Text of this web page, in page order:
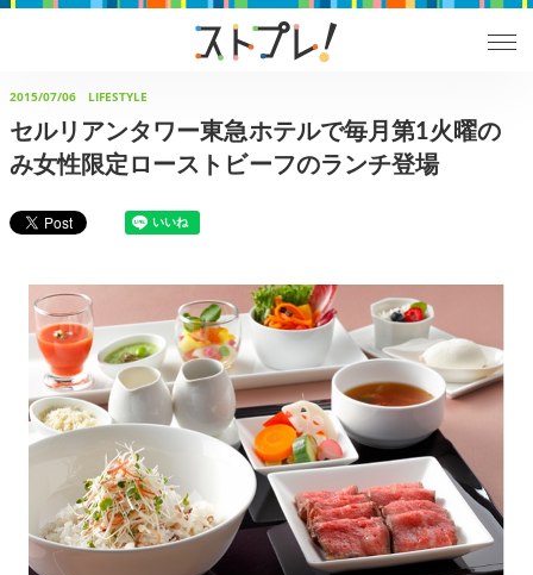
2015/07/06 LIFESTYLE
セルリアンタワー東急ホテルで毎月第1火曜の
み女性限定ローストビーフのランチ登場